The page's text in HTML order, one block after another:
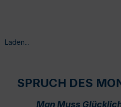
Laden...
SPRUCH DES
Man Muss